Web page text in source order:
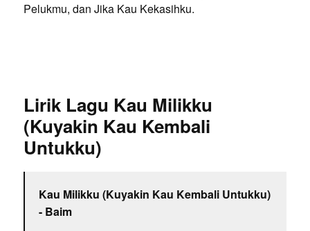
Pelukmu, dan Jika Kau Kekasihku.
Lirik Lagu Kau Milikku
(Kuyakin Kau Kembali
Untukku)
Kau Milikku (Kuyakin Kau Kembali Untukku)
- Baim